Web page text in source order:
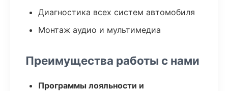
Диагностика всех систем автомобиля
Монтаж аудио и мультимедиа
Преимущества работы с нами
Программы лояльности и